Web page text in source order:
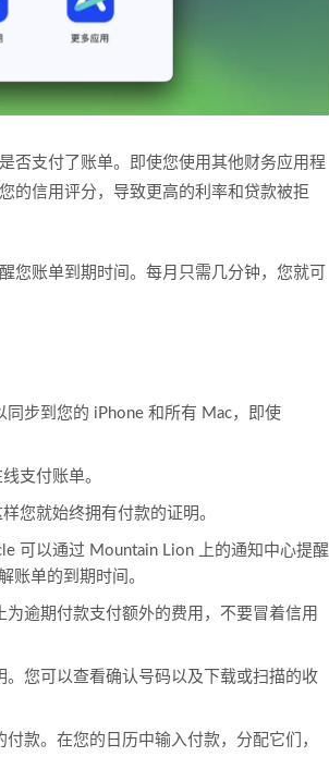
否支付了账单。即使您使用其他财务应用程
的信用评分，导致更高的利率和贷款被拒
您账单到期时间。每月只需几分钟，您就可
步到您的 iPhone 和所有 Mac，即使
支付账单。
您就始终拥有付款的证明。
可以通过 Mountain Lion 上的通知中心提醒
账单的到期时间。
逾期付款支付额外的费用，不要冒着信用
您可以查看确认号码以及下载或扫描的收
款。在您的日历中输入付款，分配它们，